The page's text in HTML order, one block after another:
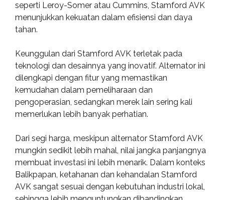
seperti Leroy-Somer atau Cummins, Stamford AVK
menunjukkan kekuatan dalam efisiensi dan daya
tahan.
Keunggulan dari Stamford AVK terletak pada
teknologi dan desainnya yang inovatif. Alternator ini
dilengkapi dengan fitur yang memastikan
kemudahan dalam pemeliharaan dan
pengoperasian, sedangkan merek lain sering kali
memerlukan lebih banyak perhatian.
Dari segi harga, meskipun alternator Stamford AVK
mungkin sedikit lebih mahal, nilai jangka panjangnya
membuat investasi ini lebih menarik. Dalam konteks
Balikpapan, ketahanan dan kehandalan Stamford
AVK sangat sesuai dengan kebutuhan industri lokal,